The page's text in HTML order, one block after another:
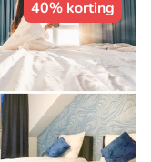
40% korting